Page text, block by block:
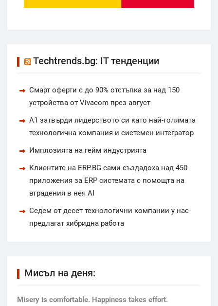
Techtrends.bg: IT тенденции
Смарт оферти с до 90% отстъпка за над 150
устройства от Vivacom през август
А1 затвърди лидерството си като най-голямата
технологична компания и системен интегратор
Имплозията на гейм индустрията
Клиентите на ERP.BG сами създадоха над 450
приложения за ERP системата с помощта на
вградения в нея AI
Седем от десет технологични компании у нас
предлагат хибридна работа
Мисъл на деня:
Мisery is comfortable. Happiness takes effort.